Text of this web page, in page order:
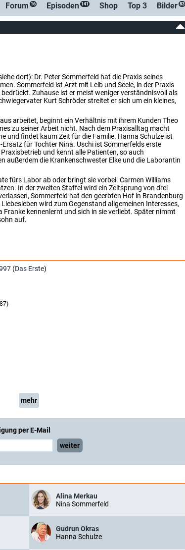
Forum 16 Episoden 141 Shop Top 3 Bilder 83
dort): Dr. Peter Sommerfeld hat die Praxis seines
Sommerfeld ist Arzt mit Leib und Seele, in der Praxis
Zuhause ist er meist weniger verständnisvoll als
Kurt Schröder streitet er sich um ein kleines,
arbeitet, beginnt ein Verhältnis mit ihrem Kunden Theo
zu seiner Arbeit nicht. Nach dem Praxisalltag macht
und findet kaum Zeit für die Familie. Hanna Schulze ist
für Tochter Nina. Uschi ist Sommerfelds erste
und kennt alle Patienten, so auch
außerdem die Krankenschwester Elke und die Laborantin
fürs Labor ab oder bringt sie vorbei. Carmen Williams
In der zweiten Staffel wird ein Zeitsprung von drei
Sommerfeld hat den geerbten Hof in Brandenburg
wird zum Gegenstand allgemeinen Interesses,
Franke kennenlernt und sich in sie verliebt. Später nimmt
auf.
(Das Erste)
mehr
per E-Mail
weiter
Alina Merkau
Nina Sommerfeld
Gudrun Okras
Hanna Schulze